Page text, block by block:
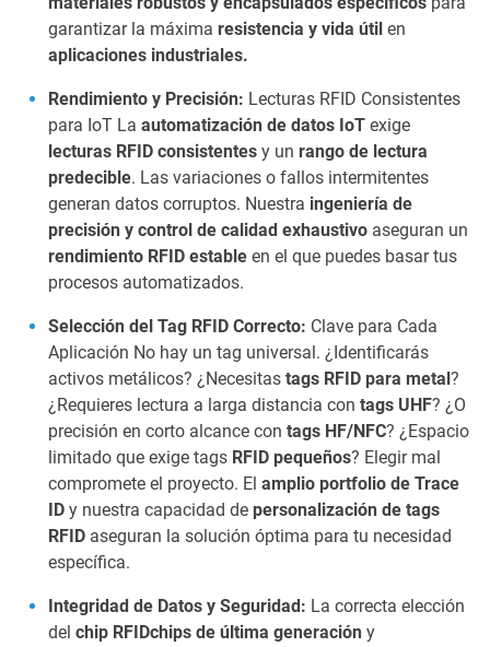
garantizar la máxima resistencia y vida útil en
aplicaciones industriales.
Rendimiento y Precisión: Lecturas RFID Consistentes
para IoT La automatización de datos IoT exige
lecturas RFID consistentes y un rango de lectura
predecible. Las variaciones o fallos intermitentes
generan datos corruptos. Nuestra ingeniería de
precisión y control de calidad exhaustivo aseguran un
rendimiento RFID estable en el que puedes basar tus
procesos automatizados.
Selección del Tag RFID Correcto: Clave para Cada
Aplicación No hay un tag universal. ¿Identificarás
activos metálicos? ¿Necesitas tags RFID para metal ?
¿Requieres lectura a larga distancia con tags UHF? ¿O
precisión en corto alcance con tags HF/NFC? ¿Espacio
limitado que exige tags RFID pequeños? Elegir mal
compromete el proyecto. El amplio portfolio de Trace
ID y nuestra capacidad de personalización de tags
RFID aseguran la solución óptima para tu necesidad
específica.
Integridad de Datos y Seguridad: La correcta elección
del chip RFIDchips de última generación y